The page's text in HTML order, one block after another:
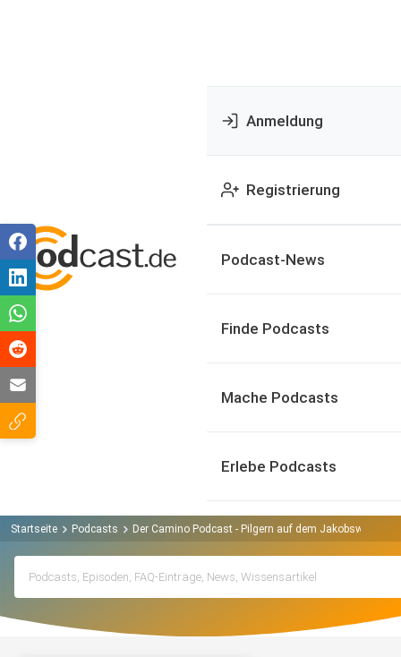
Anmeldung
Registrierung
Podcast-News
Finde Podcasts
Mache Podcasts
Erlebe Podcasts
Startseite Podcasts Der Camino Podcast - Pilgern auf dem Jakobsweg